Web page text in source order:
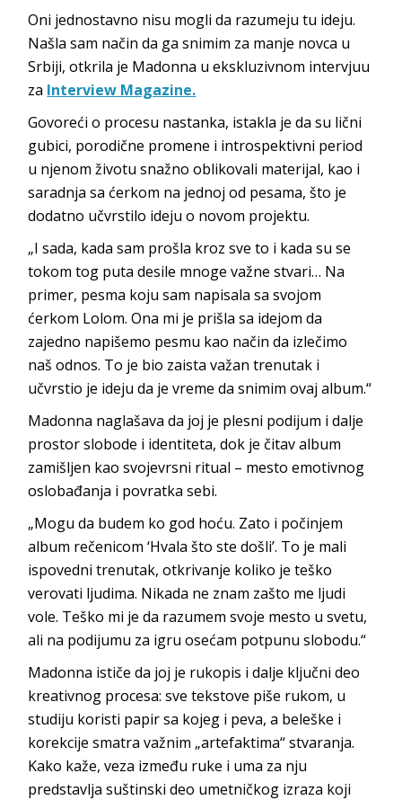
Oni jednostavno nisu mogli da razumeju tu ideju.
Našla sam način da ga snimim za manje novca u
Srbiji, otkrila je Madonna u ekskluzivnom intervjuu
za Interview Magazine.
Govoreći o procesu nastanka, istakla je da su lični
gubici, porodične promene i introspektivni period
u njenom životu snažno oblikovali materijal, kao i
saradnja sa ćerkom na jednoj od pesama, što je
dodatno učvrstilo ideju o novom projektu.
„I sada, kada sam prošla kroz sve to i kada su se
tokom tog puta desile mnoge važne stvari… Na
primer, pesma koju sam napisala sa svojom
ćerkom Lolom. Ona mi je prišla sa idejom da
zajedno napišemo pesmu kao način da izlečimo
naš odnos. To je bio zaista važan trenutak i
učvrstio je ideju da je vreme da snimim ovaj album.“
Madonna naglašava da joj je plesni podijum i dalje
prostor slobode i identiteta, dok je čitav album
zamišljen kao svojevrsni ritual – mesto emotivnog
oslobađanja i povratka sebi.
„Mogu da budem ko god hoću. Zato i počinjem
album rečenicom ‘Hvala što ste došli’. To je mali
ispovedni trenutak, otkrivanje koliko je teško
verovati ljudima. Nikada ne znam zašto me ljudi
vole. Teško mi je da razumem svoje mesto u svetu,
ali na podijumu za igru osećam potpunu slobodu.“
Madonna ističe da joj je rukopis i dalje ključni deo
kreativnog procesa: sve tekstove piše rukom, u
studiju koristi papir sa kojeg i peva, a beleške i
korekcije smatra važnim „artefaktima“ stvaranja.
Kako kaže, veza između ruke i uma za nju
predstavlja suštinski deo umetničkog izraza koji